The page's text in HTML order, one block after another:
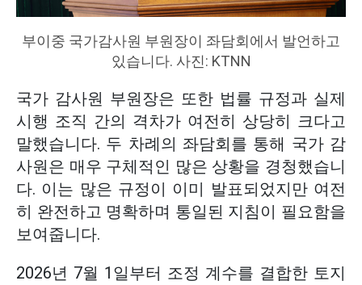
부이중 국가감사원 부원장이 좌담회에서 발언하고
있습니다. 사진: KTNN
국가 감사원 부원장은 또한 법률 규정과 실제
시행 조직 간의 격차가 여전히 상당히 크다고
말했습니다. 두 차례의 좌담회를 통해 국가 감
사원은 매우 구체적인 많은 상황을 경청했습니
다. 이는 많은 규정이 이미 발표되었지만 여전
히 완전하고 명확하며 통일된 지침이 필요함을
보여줍니다.
2026년 7월 1일부터 조정 계수를 결합한 토지